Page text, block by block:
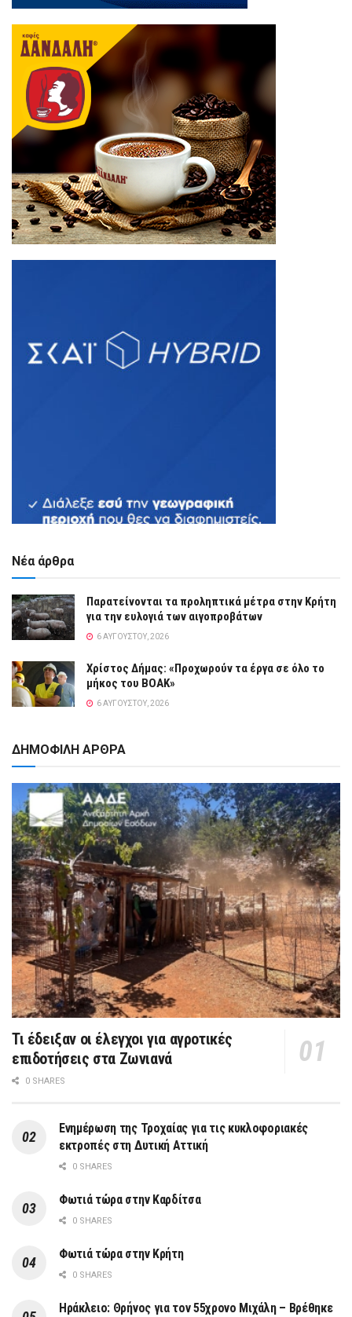
Νέα άρθρα
Παρατείνονται τα προληπτικά μέτρα στην Κρήτη
για την ευλογιά των αιγοπροβάτων
6 ΑΥΓΟΎΣΤΟΥ, 2026
Χρίστος Δήμας: «Προχωρούν τα έργα σε όλο το
μήκος του ΒΟΑΚ»
6 ΑΥΓΟΎΣΤΟΥ, 2026
ΔΗΜΟΦΙΛΗ ΑΡΘΡΑ
Τι έδειξαν οι έλεγχοι για αγροτικές
επιδοτήσεις στα Ζωνιανά
0 SHARES
Ενημέρωση της Τροχαίας για τις κυκλοφοριακές
εκτροπές στη Δυτική Αττική
0 SHARES
Φωτιά τώρα στην Καρδίτσα
0 SHARES
Φωτιά τώρα στην Κρήτη
0 SHARES
Ηράκλειο: Θρήνος για τον 55χρονο Μιχάλη – Βρέθηκε